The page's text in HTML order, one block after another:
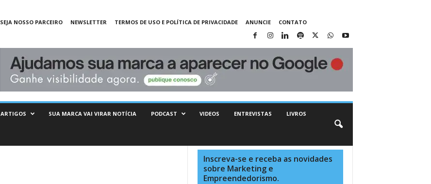
SEJA NOSSO PARCEIRO NEWSLETTER TERMOS DE USO E POLÍTICA DE PRIVACIDADE ANUNCIE CONTATO
ARTIGOS SUA MARCA VAI VIRAR NOTÍCIA PODCAST VIDEOS ENTREVISTAS LIVROS
Inscreva-se e receba as novidades
sobre Marketing e
Empreendedorismo.